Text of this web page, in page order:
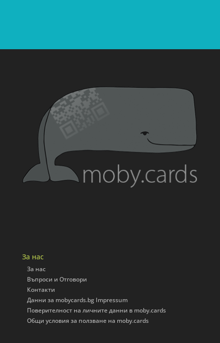
За нас
За нас
Въпроси и Отговори
Контакти
Данни за mobycards.bg Impressum
Поверителност на личните данни в moby.cards
Общи условия за ползване на moby.cards